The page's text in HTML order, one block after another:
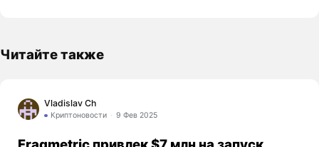
Читайте также
Vladislav Ch
Криптоновости 9 Фев 2025